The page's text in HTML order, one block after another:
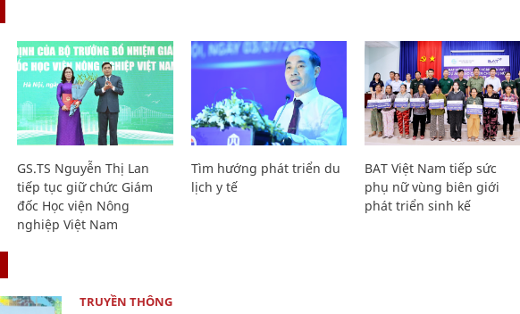
GS.TS Nguyễn Thị Lan
tiếp tục giữ chức Giám
đốc Học viện Nông
nghiệp Việt Nam
Tìm hướng phát triển du
lịch y tế
BAT Việt Nam tiếp sức
phụ nữ vùng biên giới
phát triển sinh kế
TRUYỀN THÔNG